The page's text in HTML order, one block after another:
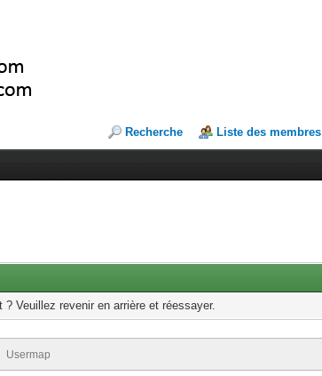
Recherche Liste des membres
Veuillez revenir en arrière et réessayer.
Usermap